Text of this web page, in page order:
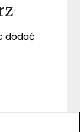
dodać